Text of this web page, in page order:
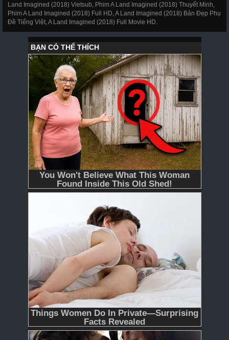
Land Imagined (2018) Vietsub, Phim A Land Imagined (2018) Thuyết Minh,
Phim A Land Imagined (2018) Full HD, A Land Imagined (2018) Bản Đẹp Phụ
Đề Tiếng Việt, A Land Imagined (2018) Full Movie HD.